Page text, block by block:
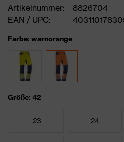
Artikelnummer:
8826704
EAN / UPC:
Farbe: warnorange
Größe: 42
23 24